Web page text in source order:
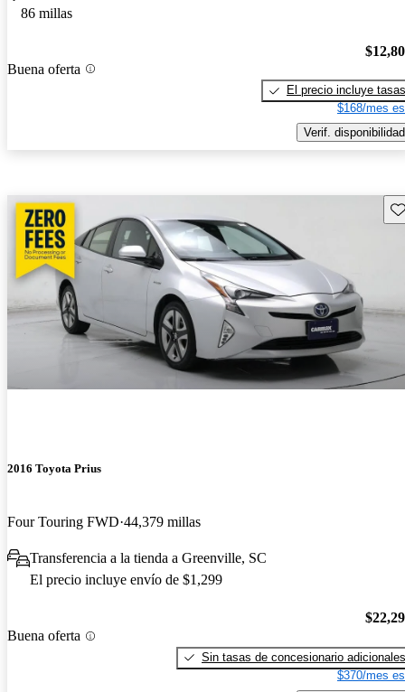
86 millas
Buena oferta
El precio incluye tasas
$168/mes
Verif. disponibilidad
2016 Toyota Prius
Four Touring FWD 44,379 millas
Transferencia a la tienda a Greenville, SC
El precio incluye envío de $1,299
Buena oferta
Sin tasas de concesionario adicionales
$370/mes